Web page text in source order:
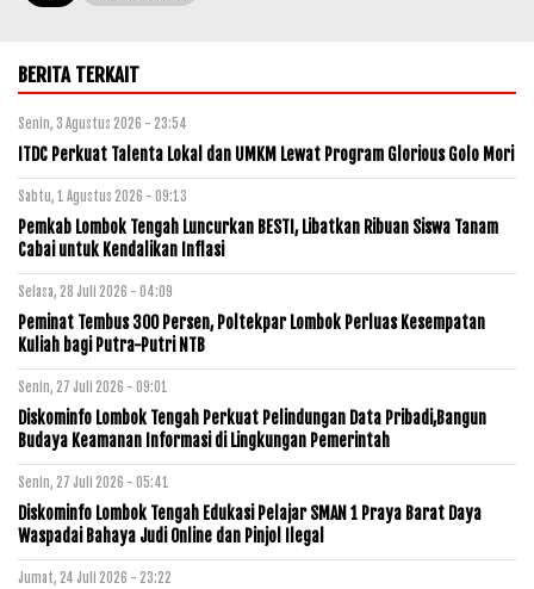
BERITA TERKAIT
Senin, 3 Agustus 2026 - 23:54
ITDC Perkuat Talenta Lokal dan UMKM Lewat Program Glorious Golo Mori
Sabtu, 1 Agustus 2026 - 09:13
Pemkab Lombok Tengah Luncurkan BESTI, Libatkan Ribuan Siswa Tanam
Cabai untuk Kendalikan Inflasi
Selasa, 28 Juli 2026 - 04:09
Peminat Tembus 300 Persen, Poltekpar Lombok Perluas Kesempatan
Kuliah bagi Putra-Putri NTB
Senin, 27 Juli 2026 - 09:01
Diskominfo Lombok Tengah Perkuat Pelindungan Data Pribadi,Bangun
Budaya Keamanan Informasi di Lingkungan Pemerintah
Senin, 27 Juli 2026 - 05:41
Diskominfo Lombok Tengah Edukasi Pelajar SMAN 1 Praya Barat Daya
Waspadai Bahaya Judi Online dan Pinjol Ilegal
Jumat, 24 Juli 2026 - 23:22